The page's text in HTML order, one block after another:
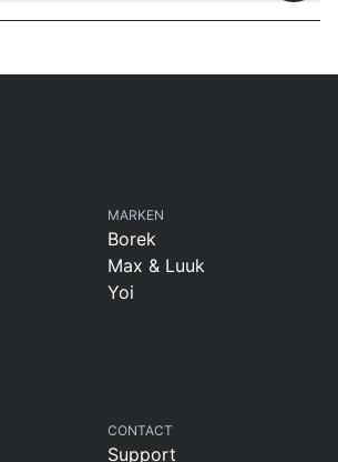
MARKEN
Borek
Max & Luuk
Yoi
CONTACT
Support